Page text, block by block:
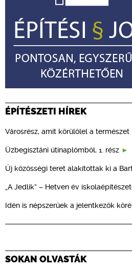
ÉPÍTÉSZETI HÍREK
Városrész, amit körülölel a természet
Üzbegisztáni útinaplómból, 1. rész
Új közösségi teret alakítottak ki a
„A Jedlik” – Hetven év
Idén is népszerűek a jelentkezők
SOKAN OLVASTÁK